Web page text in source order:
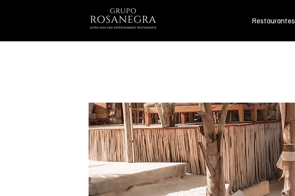
Restaurantes